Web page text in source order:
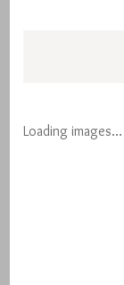
Loading images…